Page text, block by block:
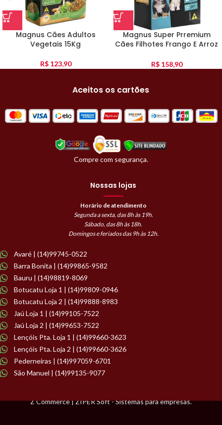
Magnus Cães Adultos
Vegetais 15Kg
R$123,90
Magnus Super Prremium
Cães Filhotes Frango E Arroz
R$158,90
Aceitos os cartões
Compre com segurança.
Nossas lojas
Horário de atendimento
Segunda a sexta, das 8h às 19h.
Sábado, das 8h às 18h.
Domingos e feriados das 9h às 12h.
Avaré | (14)99745-0522
Barra Bonita | (14)99865-9582
Bauru | (14)98819-8069
Botucatu Loja 1 | (14)99809-0946
Botucatu Loja 2 | (14)99888-8983
Jaú Loja 1 | (14)99105-7522
Jaú Loja 2 | (14)99653-7522
Lençóis Pta. Loja 1 | (14)99660-3623
Lençóis Pta. Loja 2 | (14)99660-3626
Pederneiras | (14)997059-6701
São Manuel | (14)99135-9077
Z Commerce | ZIPER Soft - Sistemas para empresas.